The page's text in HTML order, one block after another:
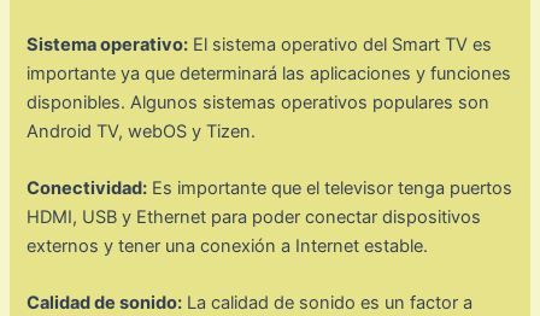
Sistema operativo: El sistema operativo del Smart TV es
importante ya que determinará las aplicaciones y funciones
disponibles. Algunos sistemas operativos populares son
Android TV, webOS y Tizen.
Conectividad: Es importante que el televisor tenga puertos
HDMI, USB y Ethernet para poder conectar dispositivos
externos y tener una conexión a Internet estable.
Calidad de sonido: La calidad de sonido es un factor a